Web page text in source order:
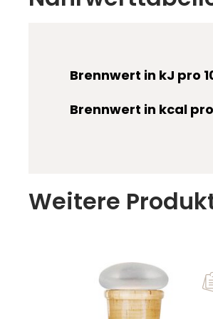
Brennwert in kJ pro
Brennwert in kcal
Weitere